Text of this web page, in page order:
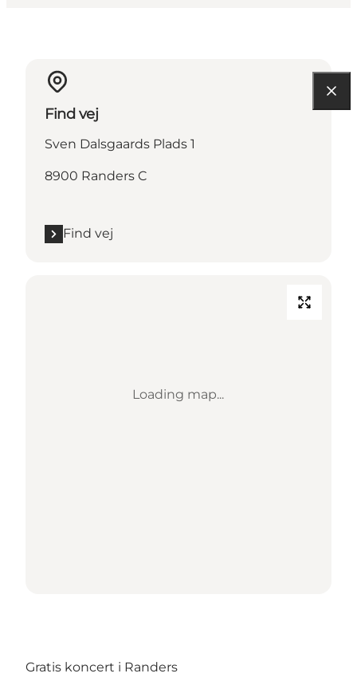
Find vej
Sven Dalsgaards Plads 1
8900 Randers C
Find vej
Loading map...
Gratis koncert i Randers